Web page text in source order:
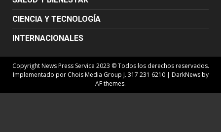
CIENCIA Y TECNOLOGÍA
INTERNACIONALES
Copyright News Press Service 2023 © Todos los derechos reservados.
Implementado por Chois Media Group J. 317 231 6210 | DarkNewsby
AF themes.